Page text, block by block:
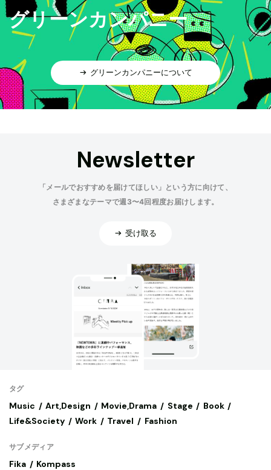
グリーンカンパニー
グリーンカンパニーについて
Newsletter
「メールでおすすめを届けてほしい」という方に向けて、
さまざまなテーマで週3〜4回程度お届けします。
受け取る
タグ
Music Art,Design Movie,Drama Stage
Book
Life&Society
Work Travel Fashion
サブメディア
Fika Kompass